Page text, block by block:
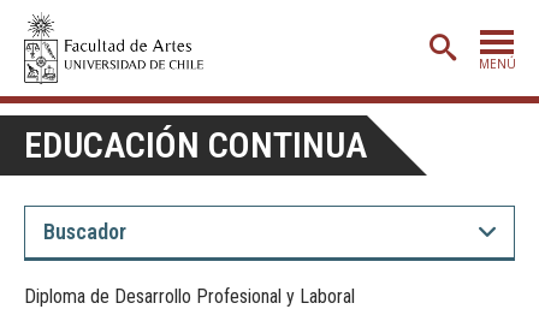
MENÚ
PORTADA
ADMISIÓN
CARRERAS
EDUCACIÓN CONTINUA
Diploma de Desarrollo Profesional y Laboral